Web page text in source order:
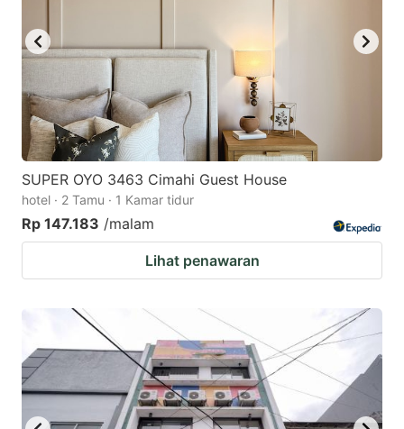
SUPER OYO 3463 Cimahi Guest House
hotel · 2 Tamu · 1 Kamar tidur
Rp 147.183 /malam
Lihat penawaran